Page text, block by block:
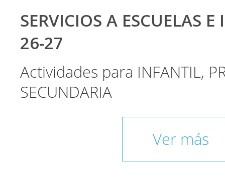
SERVICIOS A ESCUELAS
26-27
Actividades para INFANTIL,
SECUNDARIA
Ver más